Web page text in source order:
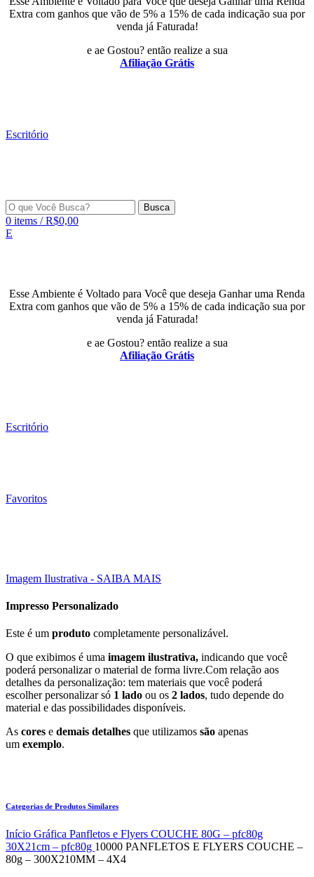
Extra com ganhos que vão de 5% a 15% de cada indicação sua por
venda já Faturada!
e ae Gostou? então realize a sua
Afiliação Grátis
Escritório
Busca
0 items / R$0,00
E
Esse Ambiente é Voltado para Você que deseja Ganhar uma Renda
Extra com ganhos que vão de 5% a 15% de cada indicação sua por
venda já Faturada!
e ae Gostou? então realize a sua
Afiliação Grátis
Escritório
Favoritos
Esgotado
Imagem Ilustrativa - SAIBA MAIS
Impresso Personalizado
Este é um produto completamente personalizável.
O que exibimos é uma imagem ilustrativa, indicando que você
poderá personalizar o material de forma livre.Com relação aos
detalhes da personalização: tem materiais que você poderá
escolher personalizar só 1 lado ou os 2 lados, tudo depende do
material e das possibilidades disponíveis.
As cores e demais detalhes que utilizamos são apenas
um exemplo.
Categorias de Produtos Similares
Início Gráfica Panfletos e Flyers COUCHE 80G – pfc80g
30X21cm – pfc80g 10000 PANFLETOS E FLYERS COUCHE –
80g – 300X210MM – 4X4